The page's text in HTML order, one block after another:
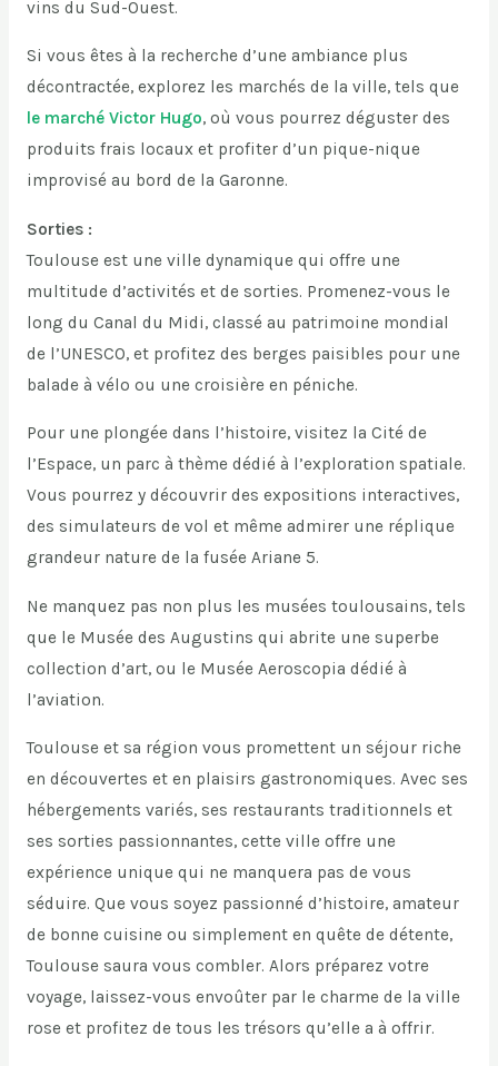
vins du Sud-Ouest.
Si vous êtes à la recherche d’une ambiance plus
décontractée, explorez les marchés de la ville, tels que
le marché Victor Hugo, où vous pourrez déguster des
produits frais locaux et profiter d’un pique-nique
improvisé au bord de la Garonne.
Sorties :
Toulouse est une ville dynamique qui offre une
multitude d’activités et de sorties. Promenez-vous le
long du Canal du Midi, classé au patrimoine mondial
de l’UNESCO, et profitez des berges paisibles pour une
balade à vélo ou une croisière en péniche.
Pour une plongée dans l’histoire, visitez la Cité de
l’Espace, un parc à thème dédié à l’exploration spatiale.
Vous pourrez y découvrir des expositions interactives,
des simulateurs de vol et même admirer une réplique
grandeur nature de la fusée Ariane 5.
Ne manquez pas non plus les musées toulousains, tels
que le Musée des Augustins qui abrite une superbe
collection d’art, ou le Musée Aeroscopia dédié à
l’aviation.
Toulouse et sa région vous promettent un séjour riche
en découvertes et en plaisirs gastronomiques. Avec ses
hébergements variés, ses restaurants traditionnels et
ses sorties passionnantes, cette ville offre une
expérience unique qui ne manquera pas de vous
séduire. Que vous soyez passionné d’histoire, amateur
de bonne cuisine ou simplement en quête de détente,
Toulouse saura vous combler. Alors préparez votre
voyage, laissez-vous envoûter par le charme de la ville
rose et profitez de tous les trésors qu’elle a à offrir.